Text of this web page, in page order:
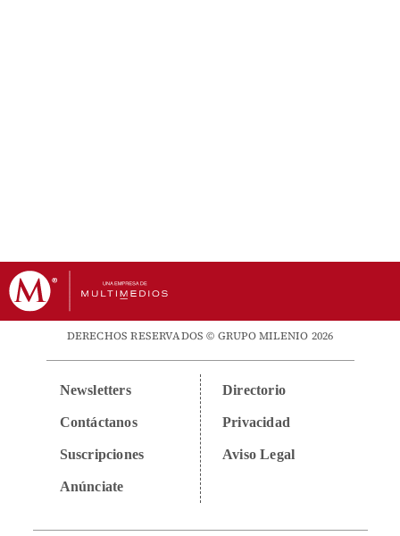
DERECHOS RESERVADOS © GRUPO MILENIO 2026
Newsletters
Contáctanos
Suscripciones
Anúnciate
Directorio
Privacidad
Aviso Legal